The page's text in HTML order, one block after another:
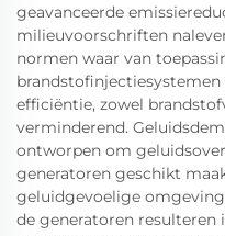
geavanceerde
milieuvoorschriften
normen waar van
efficiëntie, zowel
verminderend.
ontworpen om
generatoren geschikt
geluidgevoelige
de generatoren resulteren